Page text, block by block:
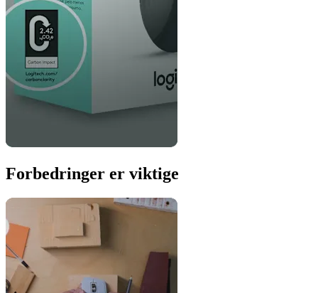
Forbedringer er viktige